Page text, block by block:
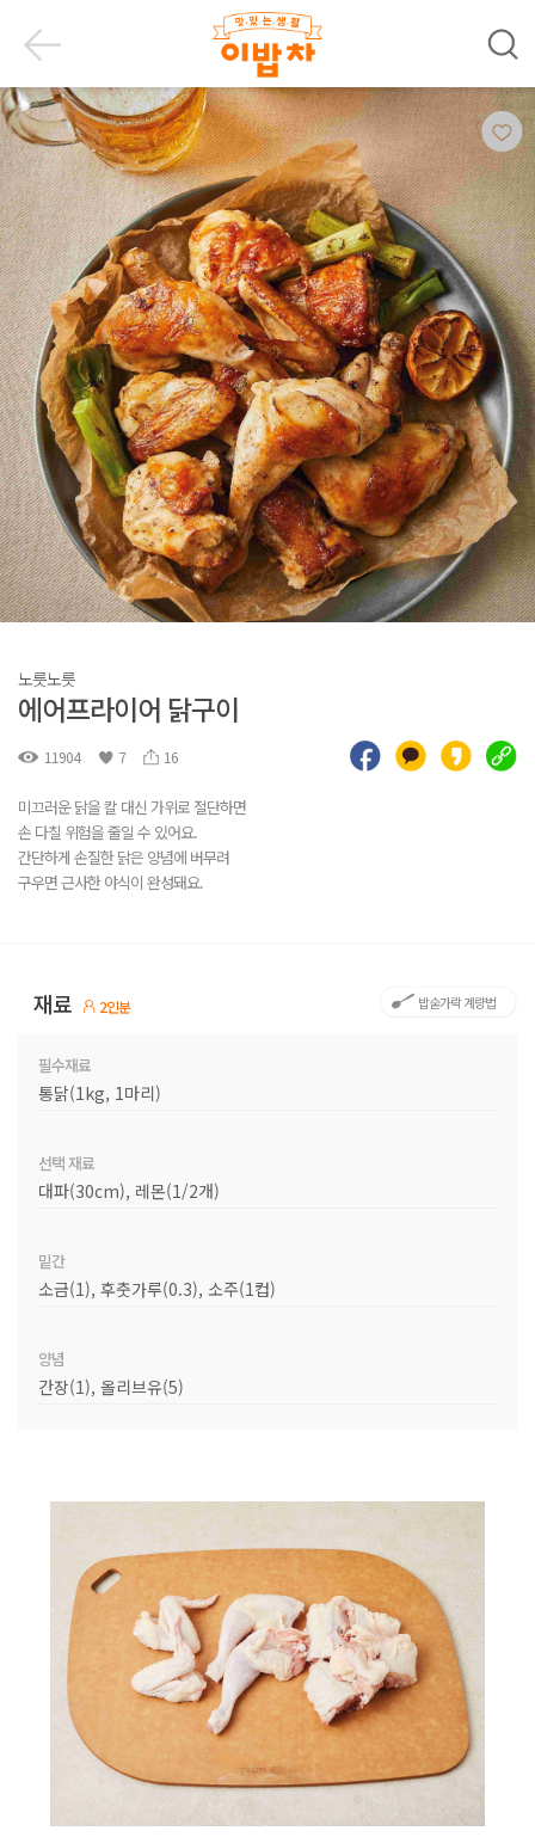
노릇노릇
에어프라이어 닭구이
11904 7 16
미끄러운 닭을 칼 대신 가위로 절단하면
손 다칠 위험을 줄일 수 있어요.
간단하게 손질한 닭은 양념에 버무려
구우면 근사한 야식이 완성돼요.
재료 2인분 밥숟가락 계량법
필수재료
통닭(1kg, 1마리)
선택 재료
대파(30cm), 레몬(1/2개)
밑간
소금(1), 후춧가루(0.3), 소주(1컵)
양념
간장(1), 올리브유(5)